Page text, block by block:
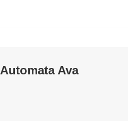
Automata Ava